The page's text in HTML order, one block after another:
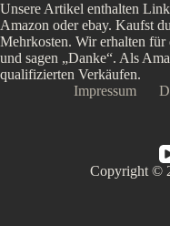
Unsere Artikel enthalten
Amazon oder ebay. Kaufst
Mehrkosten. Wir erhalten
und sagen „Danke“. Als
qualifizierten Verkäufen.
Impressum
Copyright ©